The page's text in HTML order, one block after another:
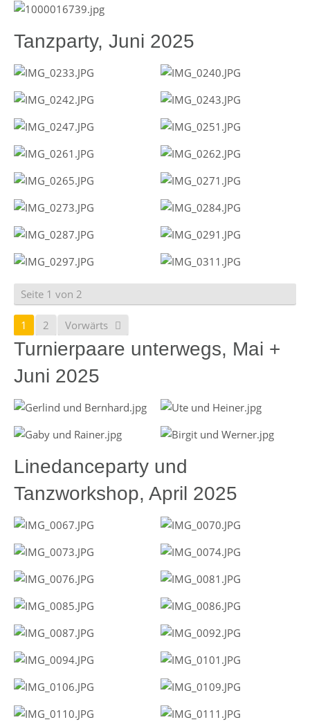
Tanzparty, Juni 2025
Seite 1 von 2
1 2 Vorwärts
Turnierpaare unterwegs, Mai +
Juni 2025
Linedanceparty und
Tanzworkshop, April 2025